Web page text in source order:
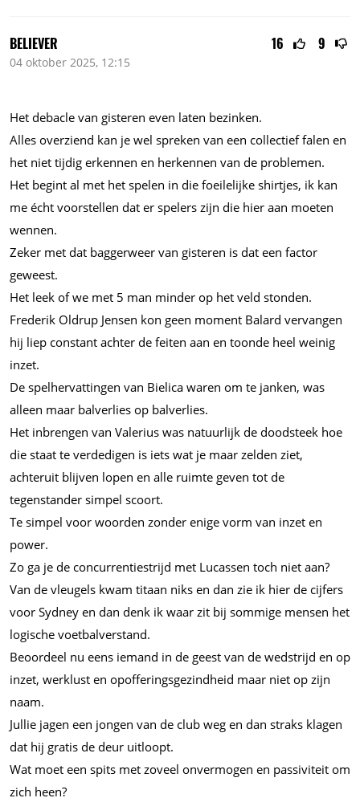
16 9
BELIEVER
04 oktober 2025, 12:15
Het debacle van gisteren even laten bezinken.
Alles overziend kan je wel spreken van een collectief falen en
het niet tijdig erkennen en herkennen van de problemen.
Het begint al met het spelen in die foeilelijke shirtjes, ik kan
me écht voorstellen dat er spelers zijn die hier aan moeten
wennen.
Zeker met dat baggerweer van gisteren is dat een factor
geweest.
Het leek of we met 5 man minder op het veld stonden.
Frederik Oldrup Jensen kon geen moment Balard vervangen
hij liep constant achter de feiten aan en toonde heel weinig
inzet.
De spelhervattingen van Bielica waren om te janken, was
alleen maar balverlies op balverlies.
Het inbrengen van Valerius was natuurlijk de doodsteek hoe
die staat te verdedigen is iets wat je maar zelden ziet,
achteruit blijven lopen en alle ruimte geven tot de
tegenstander simpel scoort.
Te simpel voor woorden zonder enige vorm van inzet en
power.
Zo ga je de concurrentiestrijd met Lucassen toch niet aan?
Van de vleugels kwam titaan niks en dan zie ik hier de cijfers
voor Sydney en dan denk ik waar zit bij sommige mensen het
logische voetbalverstand.
Beoordeel nu eens iemand in de geest van de wedstrijd en op
inzet, werklust en opofferingsgezindheid maar niet op zijn
naam.
Jullie jagen een jongen van de club weg en dan straks klagen
dat hij gratis de deur uitloopt.
Wat moet een spits met zoveel onvermogen en passiviteit om
zich heen?